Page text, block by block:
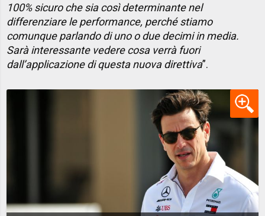
100% sicuro che sia così determinante nel
differenziare le performance, perché stiamo
comunque parlando di uno o due decimi in media.
Sarà interessante vedere cosa verrà fuori
dall’applicazione di questa nuova direttiva”.